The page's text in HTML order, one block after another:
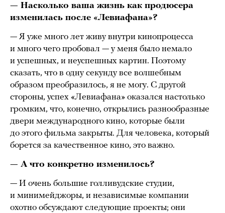
— Насколько ваша жизнь как продюсера
изменилась после «Левиафана»?
— Я уже много лет живу внутри кинопроцесса
и много чего пробовал — у меня было немало
и успешных, и неуспешных картин. Поэтому
сказать, что в одну секунду все волшебным
образом преобразилось, я не могу. С другой
стороны, успех «Левиафана» оказался настолько
громким, что, конечно, открылись разнообразные
двери международного кино, которые были
до этого фильма закрыты. Для человека, который
борется за качественное кино, это важно.
— А что конкретно изменилось?
— И очень большие голливудские студии,
и минимейджоры, и независимые компании
охотно обсуждают следующие проекты; они